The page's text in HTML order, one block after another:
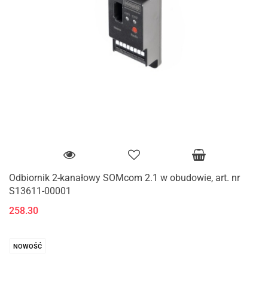
Odbiornik 2-kanałowy SOMcom 2.1 w obudowie, art. nr
S13611-00001
258.30
NOWOŚĆ